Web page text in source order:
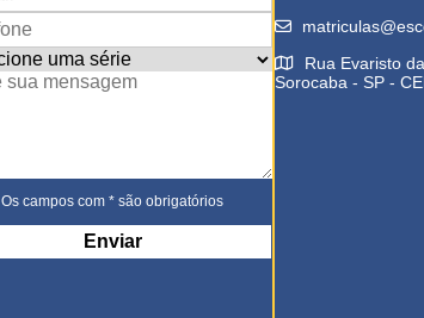
Os campos com * são obrigatórios
Rua Evaristo
Sorocaba - SP -